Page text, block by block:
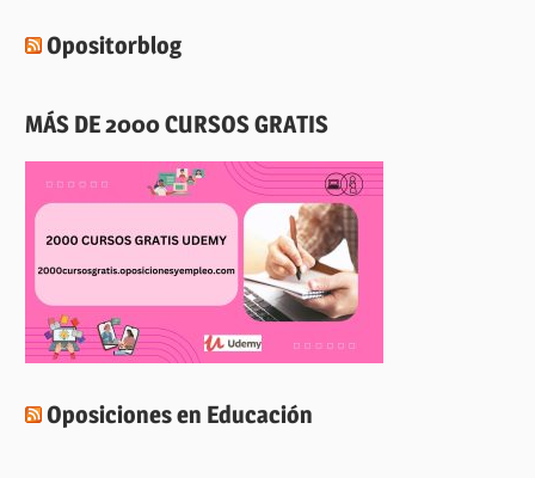
Opositorblog
MÁS DE 2000 CURSOS GRATIS
Oposiciones en Educación